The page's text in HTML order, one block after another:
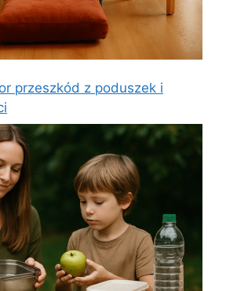
przeszkód z poduszek i